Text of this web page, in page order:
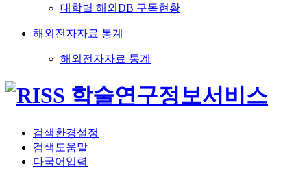
대학별 해외DB 구독현황
해외전자자료 통계
해외전자자료 통계
검색환경설정
검색도움말
다국어입력